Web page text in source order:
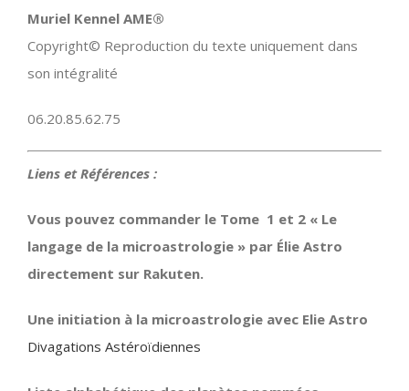
Muriel Kennel AME®
Copyright© Reproduction du texte uniquement dans
son intégralité
06.20.85.62.75
Liens et Références :
Vous pouvez commander le Tome 1 et 2 « Le
langage de la microastrologie » par Élie Astro
directement sur Rakuten.
Une initiation à la microastrologie avec Elie Astro
Divagations Astéroïdiennes